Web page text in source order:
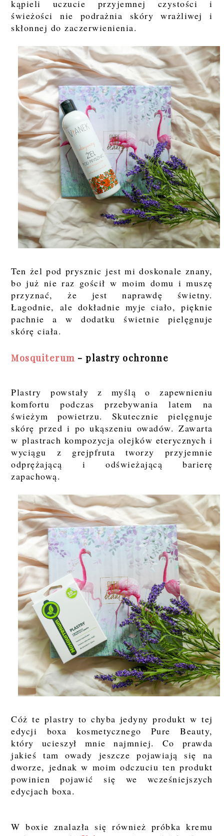
kąpieli uczucie przyjemnej czystości i
świeżości nie podrażnia skóry wrażliwej i
skłonnej do zaczerwienienia.
Ten żel pod prysznic jest mi doskonale znany,
bo już nie raz gościł w moim domu i muszę
przyznać, że jest naprawdę świetny.
Łagodnie, ale dokładnie myje ciało, pięknie
pachnie a w dodatku świetnie pielęgnuje
skórę ciała.
Mosquiterum - plastry ochronne
Plastry powstały z myślą o zapewnieniu
komfortu podczas przebywania latem na
świeżym powietrzu. Skutecznie pielęgnuje
skórę przed i po ukąszeniu owadów. Zawarta
w plastrach kompozycja olejków eterycznych i
wyciągu z grejpfruta tworzy przyjemnie
odprężającą i odświeżającą barierę
zapachową.
Cóż te plastry to chyba jedyny produkt w tej
edycji boxa kosmetycznego Pure Beauty,
który ucieszył mnie najmniej. Co prawda
jakieś tam owady jeszcze pojawiają się na
dworze, jednak w moim odczuciu ten produkt
powinien pojawić się we wcześniejszych
edycjach boxa.
W boxie znalazła się również próbka kremu